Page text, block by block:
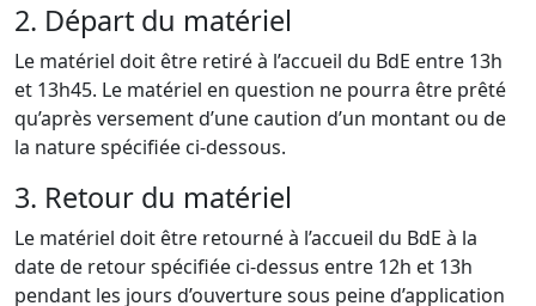
2. Départ du matériel
Le matériel doit être retiré à l’accueil du BdE entre 13h
et 13h45. Le matériel en question ne pourra être prêté
qu’après versement d’une caution d’un montant ou de
la nature spécifiée ci-dessous.
3. Retour du matériel
Le matériel doit être retourné à l’accueil du BdE à la
date de retour spécifiée ci-dessus entre 12h et 13h
pendant les jours d’ouverture sous peine d’application